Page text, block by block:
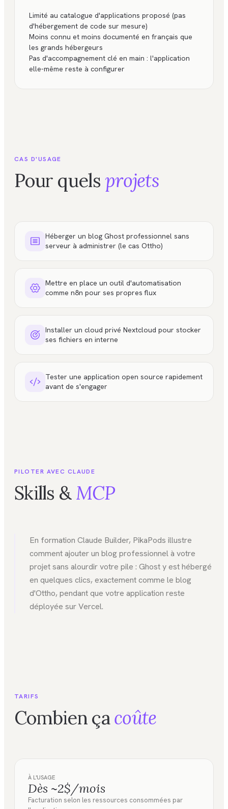
Limité au catalogue d'applications proposé (pas
d'hébergement de code sur mesure)
Moins connu et moins documenté en français que
les grands hébergeurs
Pas d'accompagnement clé en main : l'application
elle-même reste à configurer
CAS D'USAGE
Pour quelsprojets
Héberger un blog Ghost professionnel sans
serveur à administrer (le cas Ottho)
Mettre en place un outil d'automatisation
comme n8n pour ses propres flux
Installer un cloud privé Nextcloud pour stocker
ses fichiers en interne
Tester une application open source rapidement
avant de s'engager
PILOTER AVEC CLAUDE
Skills &MCP
En formation Claude Builder, PikaPods illustre
comment ajouter un blog professionnel à votre
projet sans alourdir votre pile : Ghost y est hébergé
en quelques clics, exactement comme le blog
d'Ottho, pendant que votre application reste
déployée sur Vercel.
TARIFS
Combien çacoûte
À L'USAGE
Dès ~2$/mois
Facturation selon les ressources consommées par